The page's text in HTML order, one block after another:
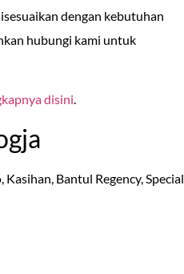
dengan kebutuhan
hubungi kami untuk
disini.
Bantul Regency, Special